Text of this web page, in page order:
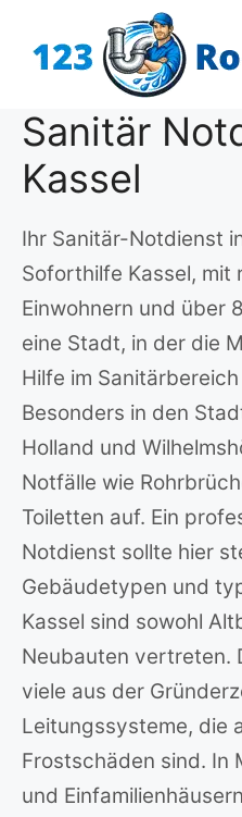
Inhalt
Sanitär
Kassel
Ihr Sanitär-Notdienst
Soforthilfe Kassel, mit
Einwohnern und über
eine Stadt, in der die
Hilfe im
Besonders in den
Holland und
Notfälle wie
Toiletten auf. Ein
Notdienst sollte hier
Gebäudetypen und
Kassel sind sowohl
Neubauten vertreten.
viele aus der
Leitungssysteme, die
Frostschäden sind. In
und